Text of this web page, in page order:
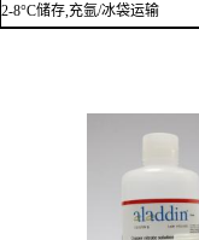
2-8°C储存,充氩/冰袋运输